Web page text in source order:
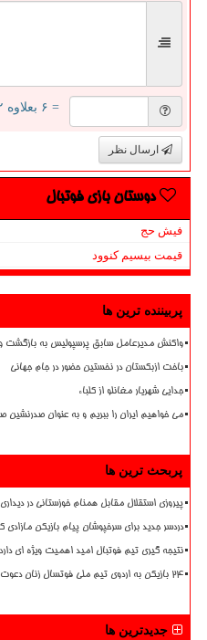
= ۶ بعلاوه ۲
ارسال نظر
دوستان بازی فوتبال
فیش حج
قیمت بیسیم کنوود
پربیننده ترین ها
واکنش مدیرعامل سابق پرسپولیس به بازگشت
باخت ازبکستان در نخستین حضور در جام جهانی
جدایی شهریار مغانلو از کلباء
می خواهیم ایران را ببریم و به عنوان صدرنشین
پربحث ترین ها
پیروزی استقلال مقابل همنام خوزستانی در
دردسر جدید برای سرخپوشان پیام بازیکن مازادی
نتیجه گیری تیم فوتبال امید اهمیت ویژه ای دارد
۲۴ بازیکن به اردوی تیم ملی فوتسال زنان دعوت شدند
جدیدترین ها